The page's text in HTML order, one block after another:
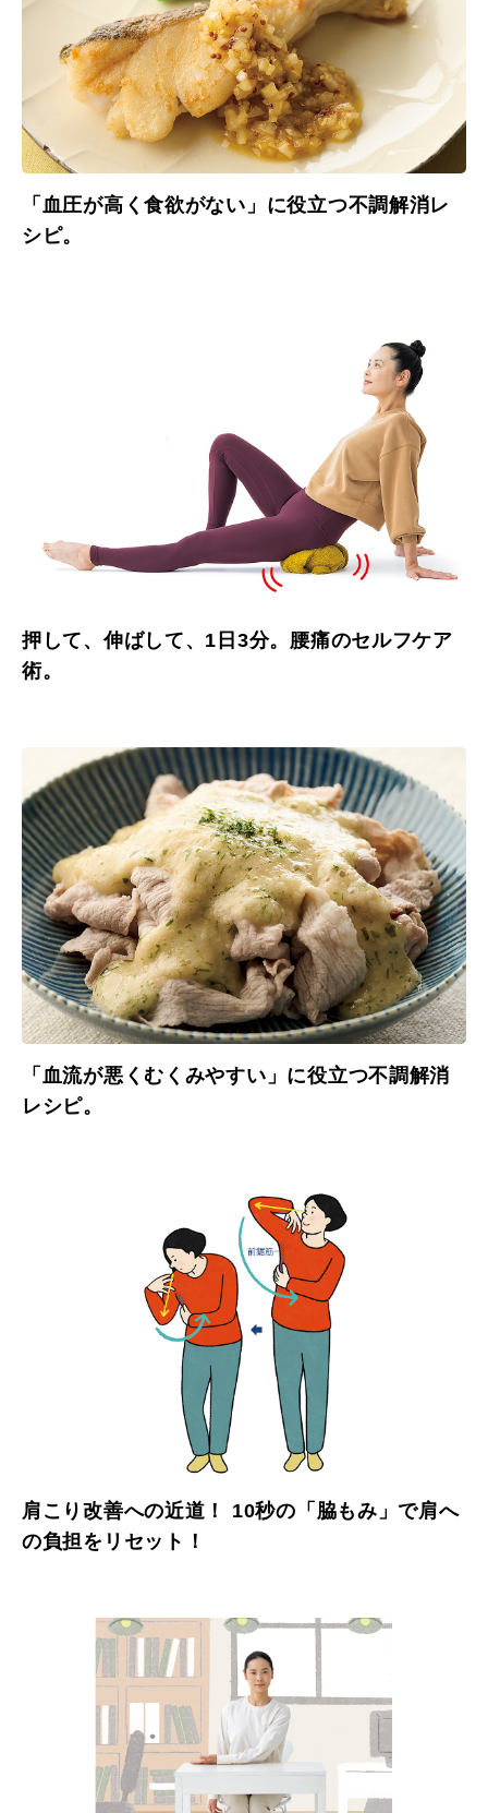
「血圧が高く食欲がない」に役立つ不調解消レ
シピ。
押して、伸ばして、1日3分。腰痛のセルフケア
術。
「血流が悪くむくみやすい」に役立つ不調解消
レシピ。
肩こり改善への近道！ 10秒の「脇もみ」で肩へ
の負担をリセット！